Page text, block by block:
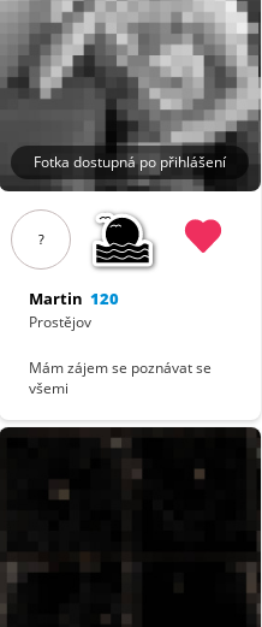
Fotka dostupná po přihlášení
?
Martin 120
Prostějov
Mám zájem se poznávat se
všemi